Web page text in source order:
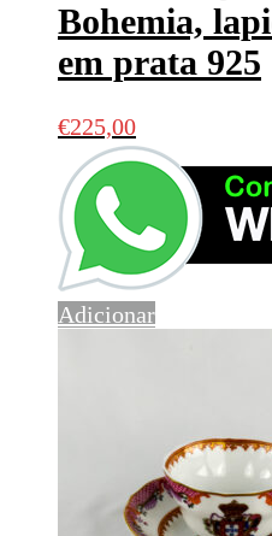
Bohemia,
em prata 925
€225,00
Adicionar